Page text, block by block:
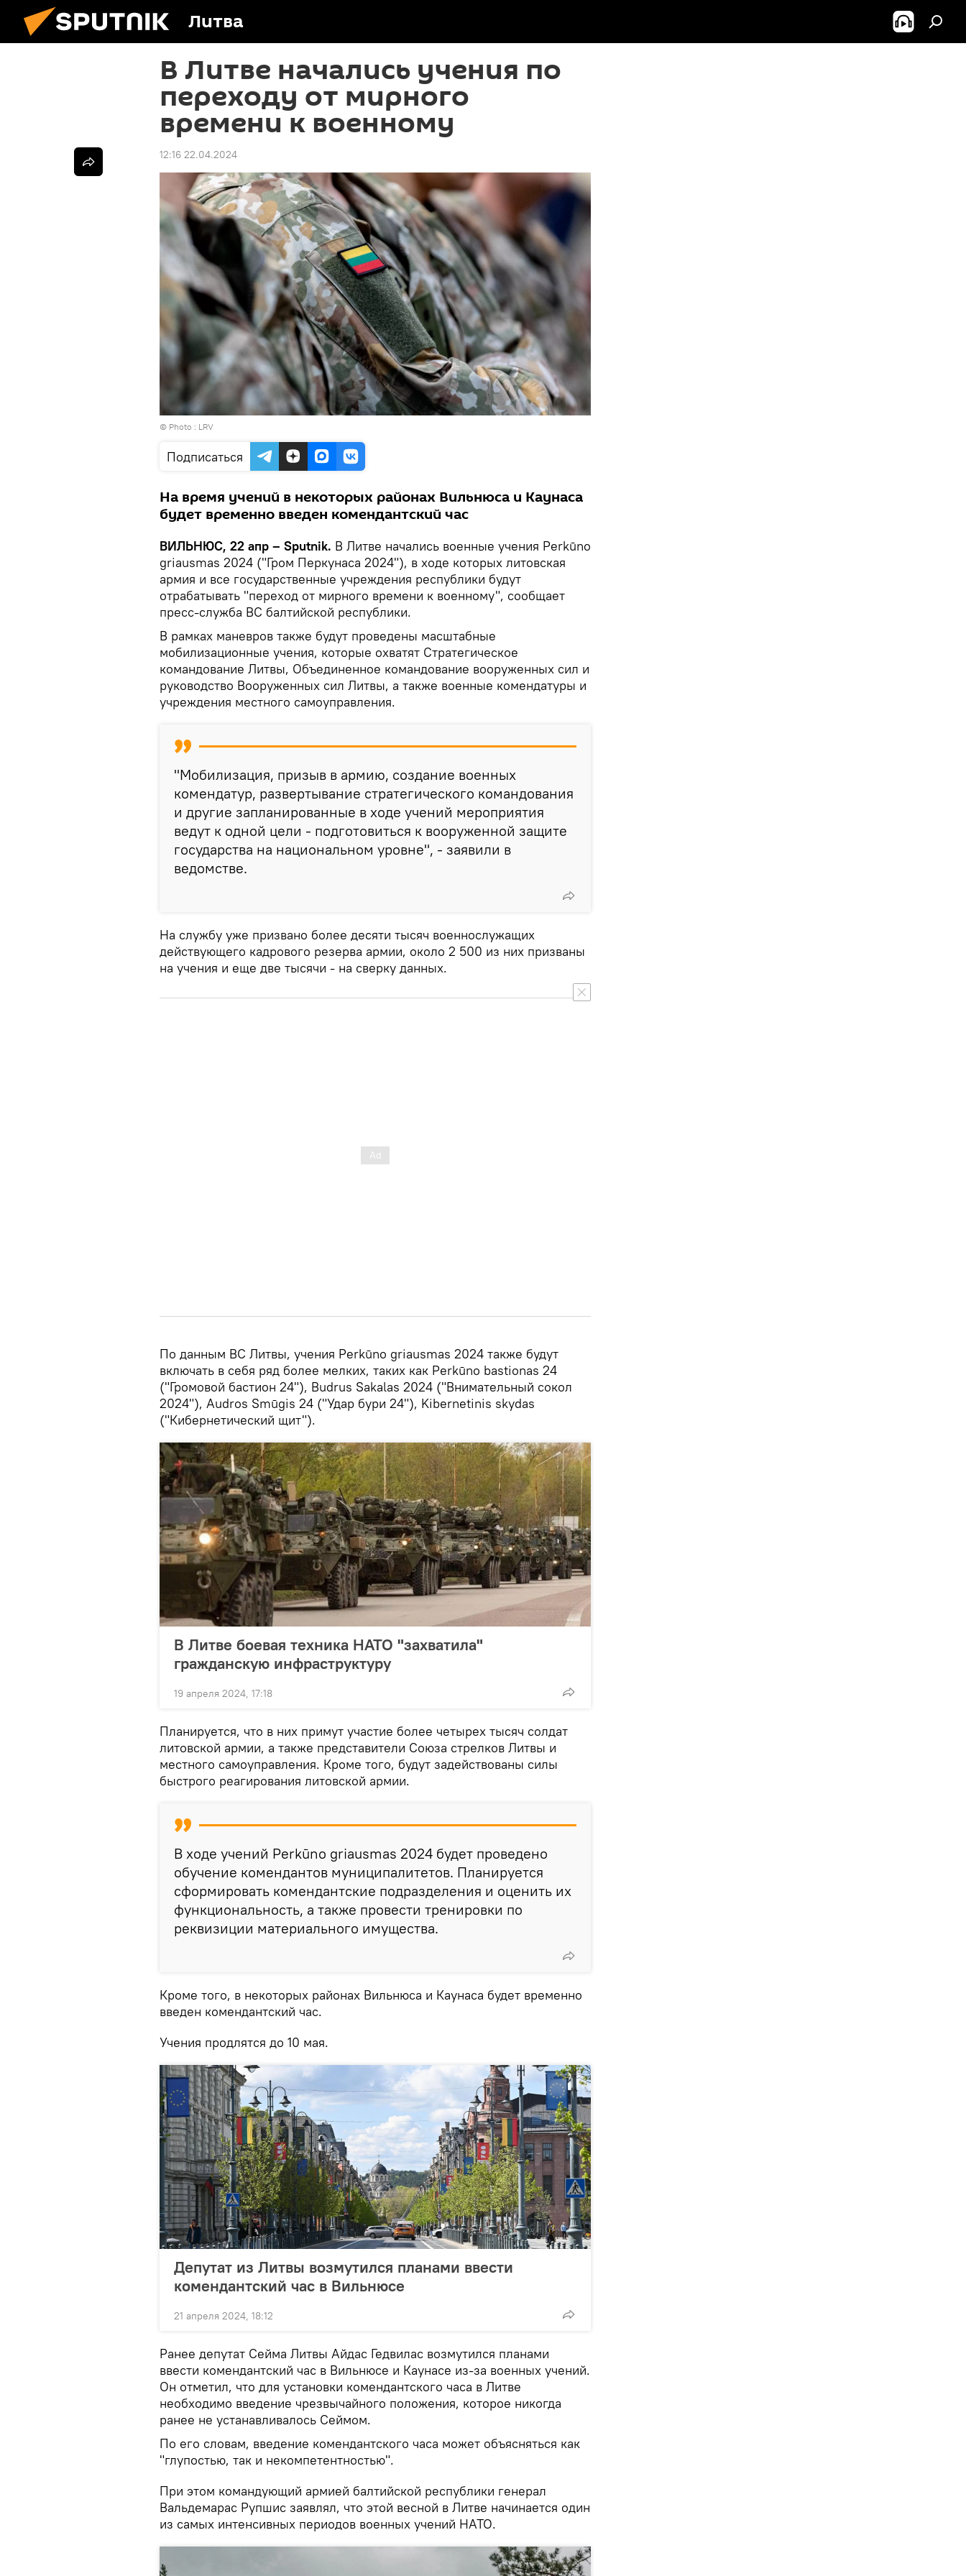
Литва
В Литве начались учения по
переходу от мирного
времени к военному
12:16 22.04.2024
© Photo : LRV
Подписаться
На время учений в некоторых районах Вильнюса и Каунаса
будет временно введен комендантский час
ВИЛЬНЮС, 22 апр – Sputnik. В Литве начались военные учения Perkūno
griausmas 2024 ("Гром Перкунаса 2024"), в ходе которых литовская
армия и все государственные учреждения республики будут
отрабатывать "переход от мирного времени к военному", сообщает
пресс-служба ВС балтийской республики.
В рамках маневров также будут проведены масштабные
мобилизационные учения, которые охватят Стратегическое
командование Литвы, Объединенное командование вооруженных сил и
руководство Вооруженных сил Литвы, а также военные комендатуры и
учреждения местного самоуправления.
"Мобилизация, призыв в армию, создание военных
комендатур, развертывание стратегического командования
и другие запланированные в ходе учений мероприятия
ведут к одной цели - подготовиться к вооруженной защите
государства на национальном уровне", - заявили в
ведомстве.
На службу уже призвано более десяти тысяч военнослужащих
действующего кадрового резерва армии, около 2 500 из них призваны
на учения и еще две тысячи - на сверку данных.
По данным ВС Литвы, учения Perkūno griausmas 2024 также будут
включать в себя ряд более мелких, таких как Perkūno bastionas 24
("Громовой бастион 24"), Budrus Sakalas 2024 ("Внимательный сокол
2024"), Audros Smūgis 24 ("Удар бури 24"), Kibernetinis skydas
("Кибернетический щит").
В Литве боевая техника НАТО "захватила"
гражданскую инфраструктуру
19 апреля 2024, 17:18
Планируется, что в них примут участие более четырех тысяч солдат
литовской армии, а также представители Союза стрелков Литвы и
местного самоуправления. Кроме того, будут задействованы силы
быстрого реагирования литовской армии.
В ходе учений Perkūno griausmas 2024 будет проведено
обучение комендантов муниципалитетов. Планируется
сформировать комендантские подразделения и оценить их
функциональность, а также провести тренировки по
реквизиции материального имущества.
Кроме того, в некоторых районах Вильнюса и Каунаса будет временно
введен комендантский час.
Учения продлятся до 10 мая.
Депутат из Литвы возмутился планами ввести
комендантский час в Вильнюсе
21 апреля 2024, 18:12
Ранее депутат Сейма Литвы Айдас Гедвилас возмутился планами
ввести комендантский час в Вильнюсе и Каунасе из-за военных учений.
Он отметил, что для установки комендантского часа в Литве
необходимо введение чрезвычайного положения, которое никогда
ранее не устанавливалось Сеймом.
По его словам, введение комендантского часа может объясняться как
"глупостью, так и некомпетентностью".
При этом командующий армией балтийской республики генерал
Вальдемарас Рупшис заявлял, что этой весной в Литве начинается один
из самых интенсивных периодов военных учений НАТО.